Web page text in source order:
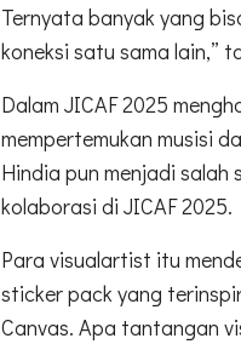
Ternyata banyak yang
koneksi satu sama lain,”
Dalam JICAF 2025
mempertemukan musisi
Hindia pun menjadi salah
kolaborasi di JICAF 2025.
Para visualartist itu
sticker pack yang
Canvas. Apa tantangan